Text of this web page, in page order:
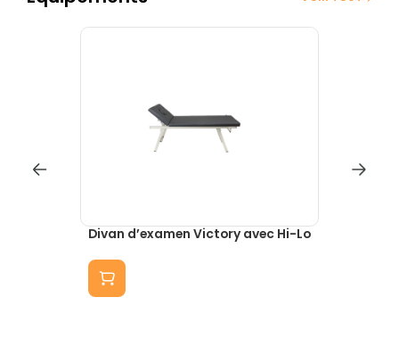
Divan d’examen Victory